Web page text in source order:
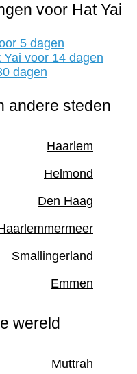
voor Hat Yai
5 dagen
voor 14 dagen
dagen
andere steden
Haarlem
Helmond
Den Haag
Smallingerland
Emmen
wereld
Muttrah